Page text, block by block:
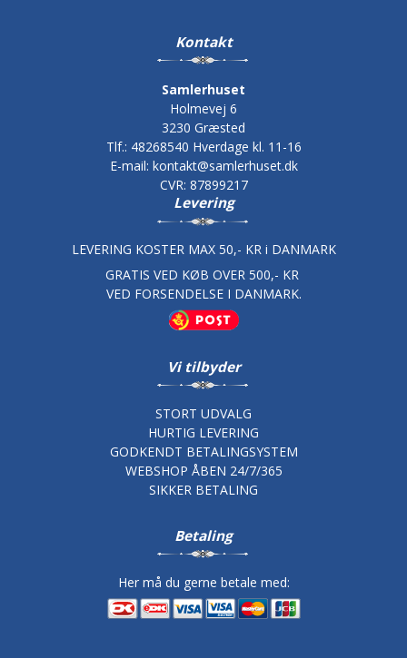
Kontakt
Samlerhuset
Holmevej 6
3230 Græsted
Tlf.: 48268540 Hverdage kl. 11-16
E-mail: kontakt@samlerhuset.dk
CVR: 87899217
Levering
LEVERING KOSTER MAX 50,- KR i DANMARK
GRATIS VED KØB OVER 500,- KR
VED FORSENDELSE I DANMARK.
Vi tilbyder
STORT UDVALG
HURTIG LEVERING
GODKENDT BETALINGSYSTEM
WEBSHOP ÅBEN 24/7/365
SIKKER BETALING
Betaling
Her må du gerne betale med: